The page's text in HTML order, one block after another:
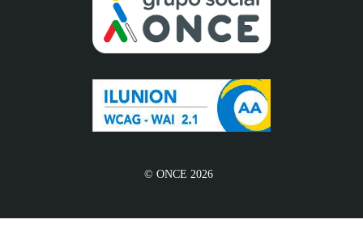
© ONCE 2026